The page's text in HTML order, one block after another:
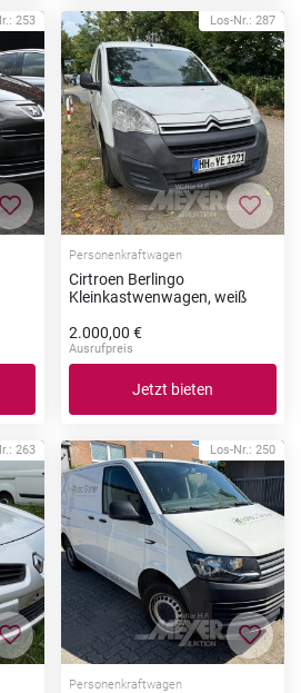
253
Zur Merkliste hinzufügen
Los-Nr.: 287
Zur
Personenkraftwagen
Cirtroen Berlingo
Kleinkastwenwagen, weiß
2.000,00 €
Ausrufpreis
Jetzt bieten
263
Zur Merkliste hinzufügen
Los-Nr.: 250
Zur
Personenkraftwagen